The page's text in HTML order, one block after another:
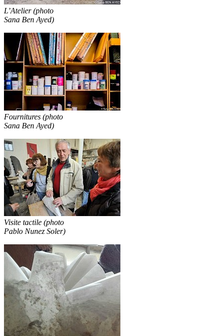
L’Atelier (photo
Sana Ben Ayed)
Fournitures (photo
Sana Ben Ayed)
Visite tactile (photo
Pablo Nunez Soler)